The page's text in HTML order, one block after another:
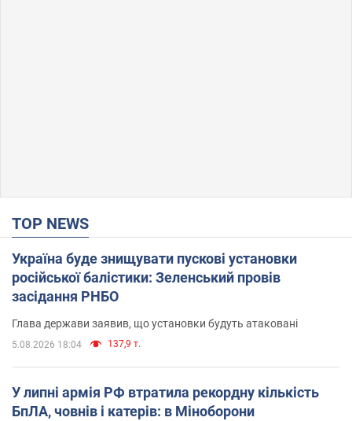
TOP NEWS
Україна буде знищувати пускові установки
російської балістики: Зеленський провів
засідання РНБО
Глава держави заявив, що установки будуть атаковані
5.08.2026 18:04 137,9 т.
У липні армія РФ втратила рекордну кількість
БпЛА, човнів і катерів: в Міноборони